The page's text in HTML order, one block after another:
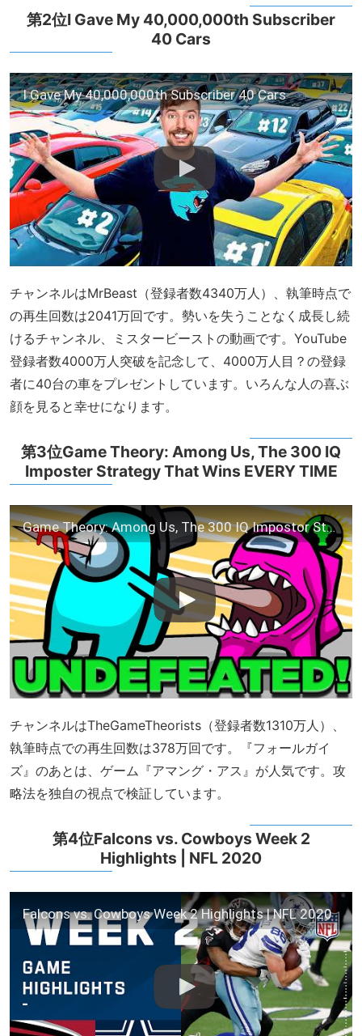
第2位I Gave My 40,000,000th Subscriber
40 Cars
I Gave My 40,000,000th Subscriber 40 Cars
チャンネルはMrBeast（登録者数4340万人）、執筆時点で
の再生回数は2041万回です。勢いを失うことなく成長し続
けるチャンネル、ミスタービーストの動画です。YouTube
登録者数4000万人突破を記念して、4000万人目？の登録
者に40台の車をプレゼントしています。いろんな人の喜ぶ
顔を見ると幸せになります。
第3位Game Theory: Among Us, The 300 IQ
Imposter Strategy That Wins EVERY TIME
Game Theory: Among Us, The 300 IQ Impostor Strategy That Wins EVERY TIME
チャンネルはTheGameTheorists（登録者数1310万人）、
執筆時点での再生回数は378万回です。『フォールガイ
ズ』のあとは、ゲーム『アマング・アス』が人気です。攻
略法を独自の視点で検証しています。
第4位Falcons vs. Cowboys Week 2
Highlights | NFL 2020
Falcons vs. Cowboys Week 2 Highlights | NFL 2020